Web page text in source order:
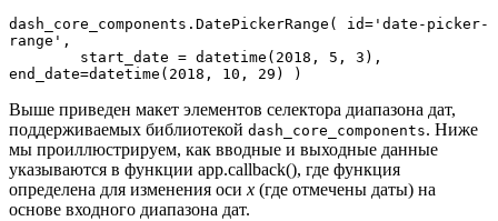
dash_core_components.DatePickerRange( id='date-picker-
range',
end_date=datetime(2018, 10, 29) )
Выше приведен макет элементов селектора диапазона дат,
поддерживаемых библиотекой dash_core_components. Ниже
мы проиллюстрируем, как вводные и выходные данные
указываются в функции app.callback(), где функция
определена для изменения осиx (где отмечены даты) на
основе входного диапазона дат.